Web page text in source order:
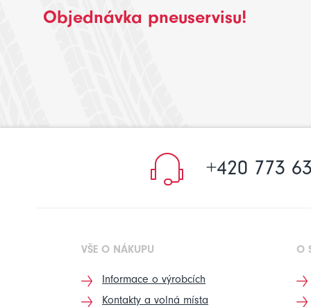
Objednávka pneuservisu!
+420 773
VŠE O NÁKUPU
Informace o výrobcích
Kontakty a volná místa
O